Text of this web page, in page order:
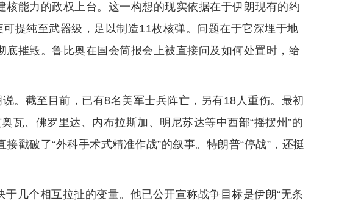
能力的政权上台。这一构想的现实依据在于伊朗现有的约
提纯至武器级，足以制造11枚核弹。问题在于它深埋于地
摧毁。鲁比奥在国会简报会上被直接问及如何处置时，给
。截至目前，已有8名美军士兵阵亡，另有18人重伤。最初
瓦、佛罗里达、内布拉斯加、明尼苏达等中西部“摇摆州”的
戳破了“外科手术式精准作战”的叙事。特朗普“停战”，还挺
几个相互拉扯的变量。他已公开宣称战争目标是伊朗“无条